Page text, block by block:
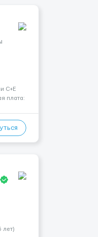
C+E
плата:
день.
лет)